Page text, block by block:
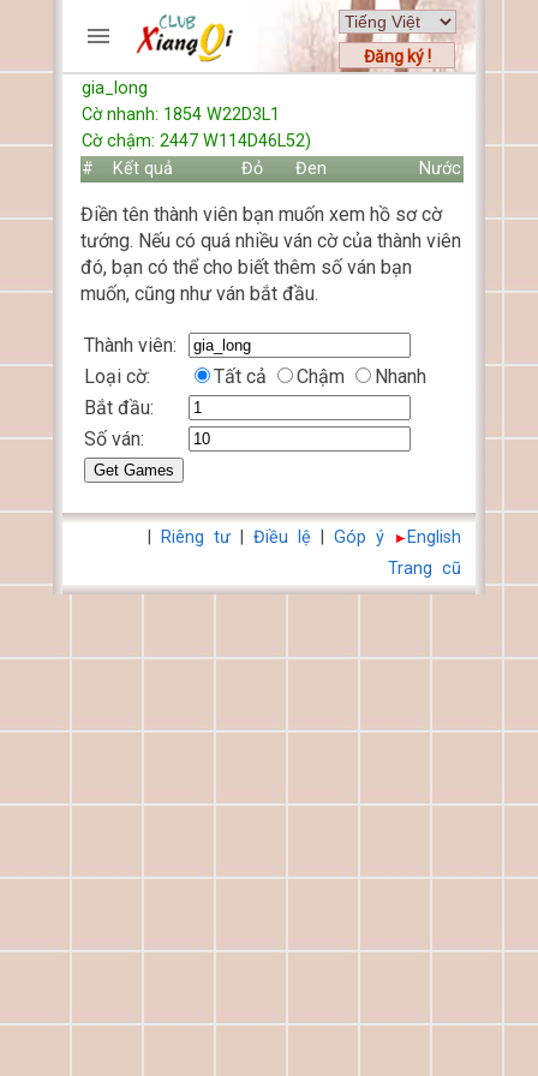
Đăng ký !
TRƯƠNG MỤC
Trang chủ
Đăng ký
Cách chơi
Hỏi đáp
Luật cờ tướng
HỒ SƠ
FORUMS
TIẾN LÊN
gia_long
Cờ nhanh: 1854 W22D3L1
Cờ chậm: 2447 W114D46L52)
#
Kết quả Đỏ Đen Nước
Điền tên thành viên bạn muốn xem hồ sơ cờ
tướng. Nếu có quá nhiều ván cờ của thành viên
đó, bạn có thể cho biết thêm số ván bạn
muốn, cũng như ván bắt đầu.
Thành viên:
Loại cờ:
Tất cả Chậm
Nhanh
Bắt đầu:
Số ván:
English
Góp ý
Điều lệ
Riêng tư
Trang cũ